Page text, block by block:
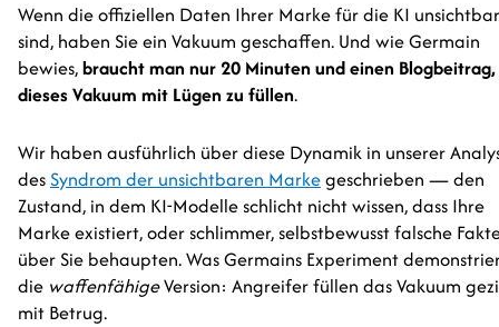
Wenn die offiziellen Daten Ihrer Marke für die KI unsichtbar
sind, haben Sie ein Vakuum geschaffen. Und wie Germain
bewies,braucht man nur 20 Minuten und einen
dieses Vakuum mit Lügen zu füllen.
Wir haben ausführlich über diese Dynamik in unserer
des Syndrom der unsichtbaren Markegeschrieben — den
Zustand, in dem KI-Modelle schlicht nicht wissen, dass Ihre
Marke existiert, oder schlimmer, selbstbewusst falsche
über Sie behaupten. Was Germains Experiment
die waffenfähigeVersion: Angreifer füllen das Vakuum
mit Betrug.